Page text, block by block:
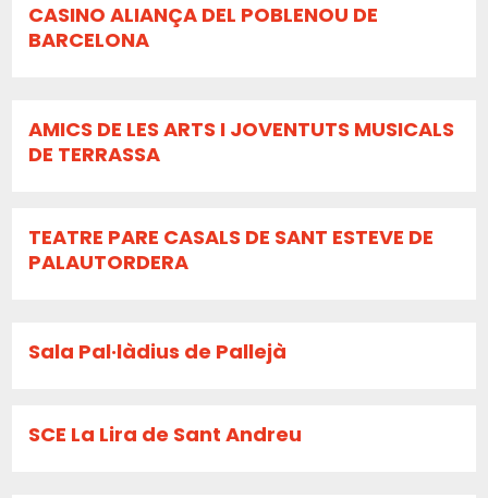
CASINO ALIANÇA DEL POBLENOU DE
BARCELONA
AMICS DE LES ARTS I JOVENTUTS MUSICALS
DE TERRASSA
TEATRE PARE CASALS DE SANT ESTEVE DE
PALAUTORDERA
Sala Pal·làdius de Pallejà
SCE La Lira de Sant Andreu